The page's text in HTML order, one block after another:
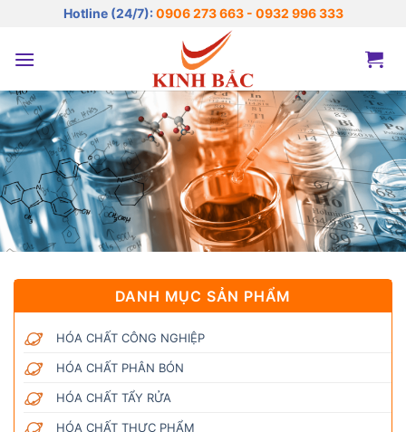
nội
Hotline (24/7): 0906 273 663 - 0932 996 333
DANH MỤC SẢN PHẨM
HÓA CHẤT CÔNG NGHIỆP
HÓA CHẤT PHÂN BÓN
HÓA CHẤT TẨY RỬA
HÓA CHẤT THỰC PHẨM